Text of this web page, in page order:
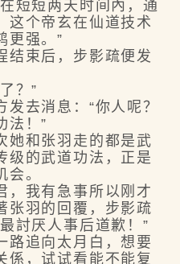
短两天时间內，通
这个帝玄在仙道技术
更强。”
束后，步影疏便发
？”
去消息：“你人呢？
法！”
和张羽走的都是武
级的武道功法，正是
。
我有急事所以刚才
张羽的回覆，步影疏
討厌人事后道歉！”
追向太月白，想要
係，试试看能不能复